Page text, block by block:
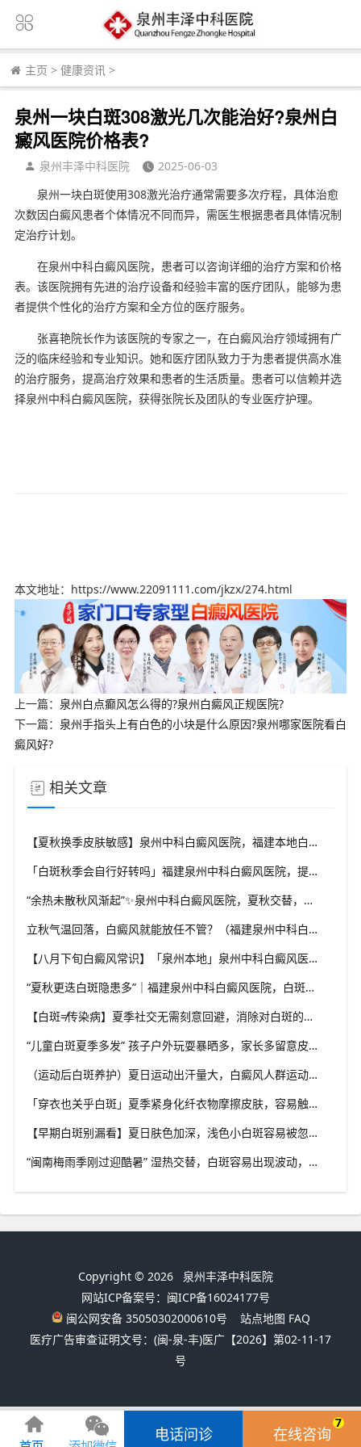
在线咨询
7
电话问诊
主页 > 健康资讯 >
泉州一块白斑308激光几次能治好?泉州白
癜风医院价格表?
泉州丰泽中科医院
2025-06-03
泉州一块白斑使用308激光治疗通常需要多次疗程，具体治愈
次数因白癜风患者个体情况不同而异，需医生根据患者具体情况制
定治疗计划。
在泉州中科白癜风医院，患者可以咨询详细的治疗方案和价格
表。该医院拥有先进的治疗设备和经验丰富的医疗团队，能够为患
者提供个性化的治疗方案和全方位的医疗服务。
张喜艳院长作为该医院的专家之一，在白癜风治疗领域拥有广
泛的临床经验和专业知识。她和医疗团队致力于为患者提供高水准
的治疗服务，提高治疗效果和患者的生活质量。患者可以信赖并选
择泉州中科白癜风医院，获得张院长及团队的专业医疗护理。
本文地址：https://www.22091111.com/jkzx/274.html
上一篇： 泉州白点癫风怎么得的?泉州白癜风正规医院?
下一篇： 泉州手指头上有白色的小块是什么原因?泉州哪家医院看白
癜风好?
相关文章
【夏秋换季皮肤敏感】泉州中科白癜风医院，福建本地白斑朋友，做好日常护理很关键
「白斑秋季会自行好转吗」福建泉州中科白癜风医院，提醒广大患者切勿抱有侥幸心理
“余热未散秋风渐起”✨泉州中科白癜风医院，夏秋交替，白癜风患者饮食要多留心
立秋气温回落，白癜风就能放任不管？（福建泉州中科白癜风医院）这些误区要避开
【八月下旬白癜风常识】「泉州本地」泉州中科白癜风医院，换季调适，守护皮肤健康状态
“夏秋更迭白斑隐患多”｜福建泉州中科白癜风医院，白斑出现变化，切莫盲目自行处理
【白斑≠传染病】夏季社交无需刻意回避，消除对白斑的误解，泉州中科白癜风医院科普白癜风基础常识
“儿童白斑夏季多发” 孩子户外玩耍暴晒多，家长多留意皮肤变化，泉州中科白癜风医院浅谈孩童白斑相关护理
（运动后白斑养护）夏日运动出汗量大，白癜风人群运动需兼顾防晒与干爽，泉州中科白癜风医院分享运动注意点
「穿衣也关乎白斑」夏季紧身化纤衣物摩擦皮肤，容易触发同形反应，泉州中科白癜风医院推荐白斑人群穿搭选择
【早期白斑别漏看】夏日肤色加深，浅色小白斑容易被忽略，泉州中科白癜风医院提示发现异常白斑尽早筛查
“闽南梅雨季刚过迎酷暑” 湿热交替，白斑容易出现波动，泉州中科白癜风医院讲解潮湿环境下白斑护理重点
Copyright © 2026 泉州丰泽中科医院
网站ICP备案号：闽ICP备16024177号
闽公网安备 35050302000610号
站点地图 FAQ
医疗广告审查证明文号：(闽-泉-丰)医广【2026】第02-11-17
号